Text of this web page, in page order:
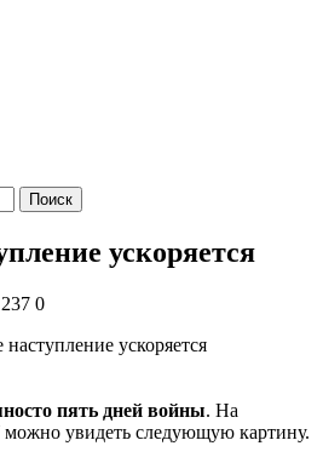
Поиск
ускоряется
0
пять дней войны. На
можно увидеть следующую картину.